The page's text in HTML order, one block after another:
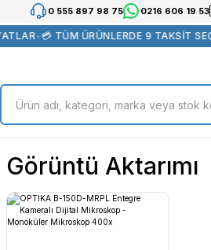
0 555 897 98 75 0216 606 19 53
•💳 TÜM ÜRÜNLERDE 9 TAKSİT
Görüntü Aktarımı